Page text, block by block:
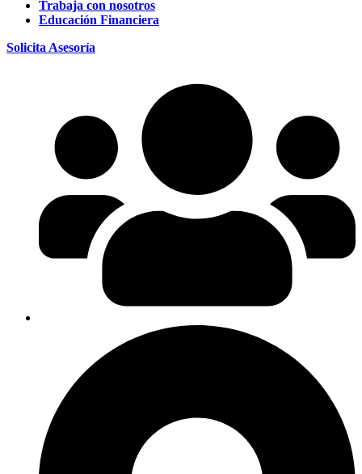
Trabaja con nosotros
Educación Financiera
Solicita Asesoría